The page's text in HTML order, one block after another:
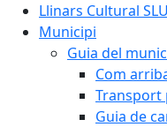
Llinars Cultural SLU
Municipi
Guia del
Com
Transport
Guia de